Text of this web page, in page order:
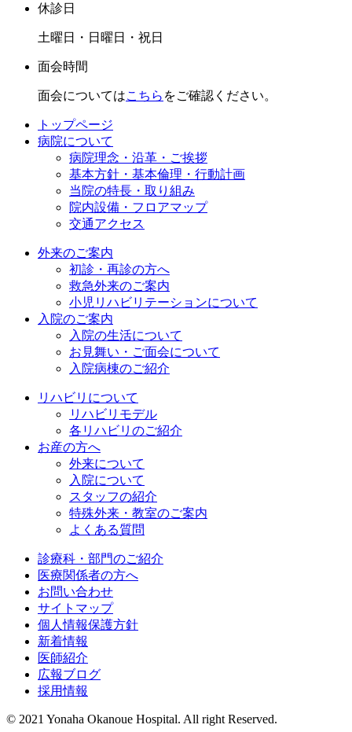
休診日
土曜日・日曜日・祝日
面会時間
面会についてはこちら をご確認ください。
トップページ
病院について
病院理念・沿革・ご挨拶
基本方針・基本倫理・行動計画
当院の特長・取り組み
院内設備・フロアマップ
交通アクセス
外来のご案内
初診・再診の方へ
救急外来のご案内
小児リハビリテーションについて
入院のご案内
入院の生活について
お見舞い・ご面会について
入院病棟のご紹介
リハビリについて
リハビリモデル
各リハビリのご紹介
お産の方へ
外来について
入院について
スタッフの紹介
特殊外来・教室のご案内
よくある質問
診療科・部門のご紹介
医療関係者の方へ
お問い合わせ
サイトマップ
個人情報保護方針
新着情報
医師紹介
広報ブログ
採用情報
© 2021 Yonaha Okanoue Hospital. All right Reserved.